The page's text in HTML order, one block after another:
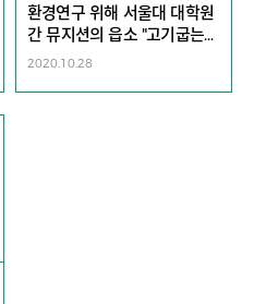
환경연구 위해 서울대 대학원
간 뮤지션의 읍소 "고기굽는
캠핑은 이제 그만.." | 노리플라
2020.10.28